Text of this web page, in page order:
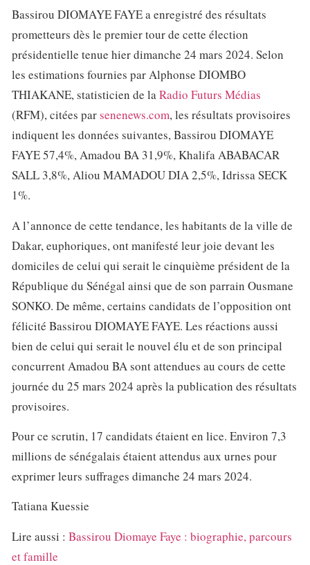
Bassirou DIOMAYE FAYE a enregistré des résultats
prometteurs dès le premier tour de cette élection
présidentielle tenue hier dimanche 24 mars 2024. Selon
les estimations fournies par Alphonse DIOMBO
THIAKANE, statisticien de laRadio Futurs Médias
(RFM), citées parsenenews.com, les résultats provisoires
indiquent les données suivantes, Bassirou DIOMAYE
FAYE 57,4%, Amadou BA 31,9%, Khalifa ABABACAR
SALL 3,8%, Aliou MAMADOU DIA 2,5%, Idrissa SECK
1%.
A l’annonce de cette tendance, les habitants de la ville de
Dakar, euphoriques, ont manifesté leur joie devant les
domiciles de celui qui serait le cinquième président de la
République du Sénégal ainsi que de son parrain Ousmane
SONKO. De même, certains candidats de l’opposition ont
félicité Bassirou DIOMAYE FAYE. Les réactions aussi
bien de celui qui serait le nouvel élu et de son principal
concurrent Amadou BA sont attendues au cours de cette
journée du 25 mars 2024 après la publication des résultats
provisoires.
Pour ce scrutin, 17 candidats étaient en lice. Environ 7,3
millions de sénégalais étaient attendus aux urnes pour
exprimer leurs suffrages dimanche 24 mars 2024.
Tatiana Kuessie
Lire aussi : Bassirou Diomaye Faye : biographie, parcours
et famille